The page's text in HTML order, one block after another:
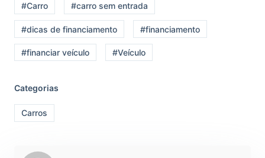
#Carro #carro sem entrada
#dicas de financiamento #financiamento
#financiar veículo #Veículo
Categorias
Carros